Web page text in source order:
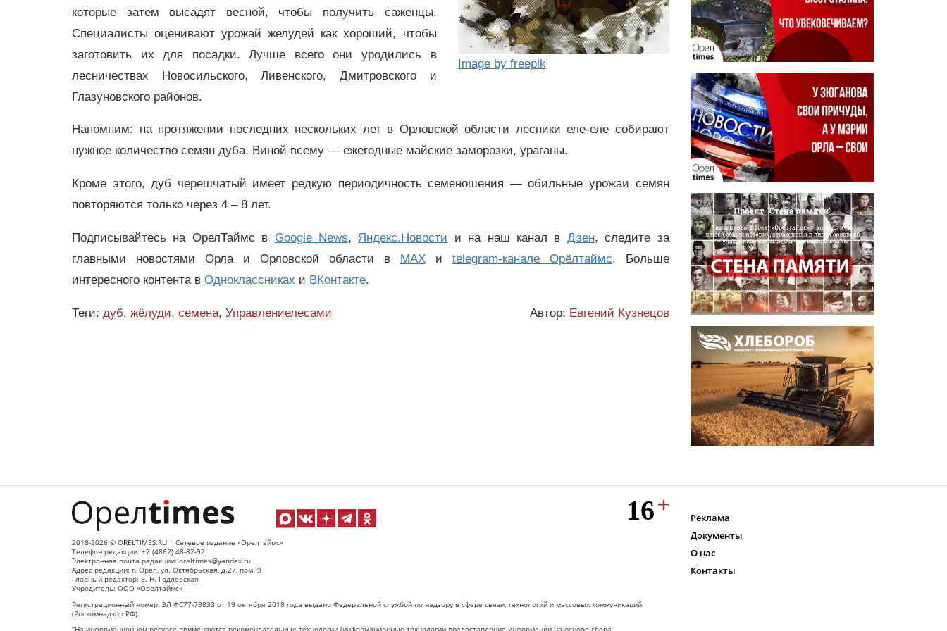
Image by freepik
которые затем высадят весной, чтобы получить саженцы.
Специалисты оценивают урожай желудей как хороший, чтобы
заготовить их для посадки. Лучше всего они уродились в
лесничествах Новосильского, Ливенского, Дмитровского и
Глазуновского районов.
Напомним: на протяжении последних нескольких лет в Орловской области лесники еле-еле собирают
нужное количество семян дуба. Виной всему — ежегодные майские заморозки, ураганы.
Кроме этого,дуб черешчатый имеет редкую периодичность семеношения — обильные урожаи семян
повторяются только через 4 – 8 лет.
Подписывайтесь на ОрелТаймс в Google News, Яндекс.Новости и на наш канал в Дзен, следите за
главными новостями Орла и Орловской области в MAXи telegram-канале Орёлтаймс. Больше
интересного контента в Одноклассниках и ВКонтакте.
Теги: дуб, жёлуди, семена, Управлениелесами Автор: Евгений Кузнецов
2018-2026 © ORELTIMES.RU | Сетевое издание «Орелтаймс»
Телефон редакции: +7 (4862) 48-82-92
Электронная почта редакции: oreltimes@yandex.ru
Адрес редакции: г. Орел, ул. Октябрьская, д.27, пом. 9
Главный редактор: Е. Н. Годлевская
Учредитель: ООО «Орелтаймс»
Регистрационный номер: ЭЛ ФС77-73833 от 19 октября 2018 года выдано Федеральной службой по надзору в сфере связи, технологий и массовых коммуникаций
(Роскомнадзор РФ).
Реклама
Документы
О нас
Контакты